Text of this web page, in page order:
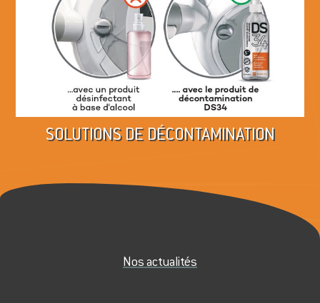
SOLUTIONS DE DÉCONTAMINATION
Nos actualités